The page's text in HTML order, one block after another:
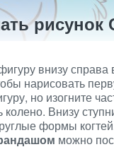
рисунок
внизу справа
нарисовать
но изогните
колено. Внизу
формы
можно